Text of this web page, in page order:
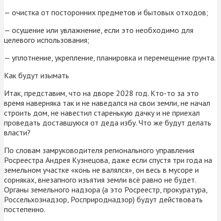
— очистка от посторонних предметов и бытовых отходов;
— осушение или увлажнение, если это необходимо для
целевого использования;
— уплотнение, укрепление, планировка и перемещение грунта.
Как будут изымать
Итак, представим, что на дворе 2028 год. Кто-то за это
время наверняка так и не наведался на свои земли, не начал
строить дом, не навестил старенькую дачку и не приехал
проведать доставшуюся от деда избу. Что же будут делать
власти?
По словам замруководителя регионального управления
Росреестра Андрея Кузнецова, даже если спустя три года на
земельном участке «конь не валялся», он весь в мусоре и
сорняках, внезапного изъятия земли всё равно не будет.
Органы земельного надзора (а это Росреестр, прокуратура,
Россельхознадзор, Росприроднадзор) будут действовать
постепенно.